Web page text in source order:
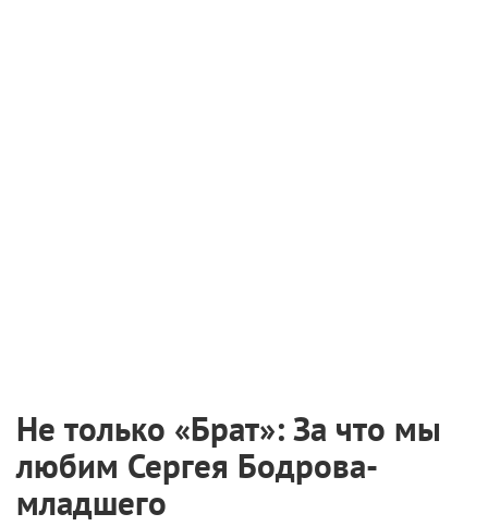
Не только «Брат»: За что мы
любим Сергея Бодрова-
младшего